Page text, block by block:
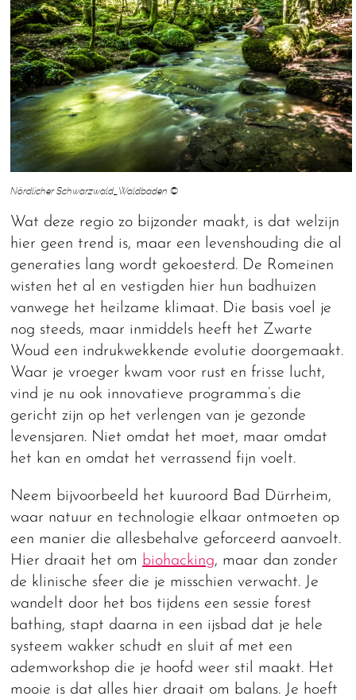
Nördlicher Schwarzwald_Waldbaden ©
Wat deze regio zo bijzonder maakt, is dat welzijn
hier geen trend is, maar een levenshouding die al
generaties lang wordt gekoesterd. De Romeinen
wisten het al en vestigden hier hun badhuizen
vanwege het heilzame klimaat. Die basis voel je
nog steeds, maar inmiddels heeft het Zwarte
Woud een indrukwekkende evolutie doorgemaakt.
Waar je vroeger kwam voor rust en frisse lucht,
vind je nu ook innovatieve programma’s die
gericht zijn op het verlengen van je gezonde
levensjaren. Niet omdat het moet, maar omdat
het kan en omdat het verrassend fijn voelt.
Neem bijvoorbeeld het kuuroord Bad Dürrheim,
waar natuur en technologie elkaar ontmoeten op
een manier die allesbehalve geforceerd aanvoelt.
Hier draait het om biohacking, maar dan zonder
de klinische sfeer die je misschien verwacht. Je
wandelt door het bos tijdens een sessie forest
bathing, stapt daarna in een ijsbad dat je hele
systeem wakker schudt en sluit af met een
ademworkshop die je hoofd weer stil maakt. Het
mooie is dat alles hier draait om balans. Je hoeft